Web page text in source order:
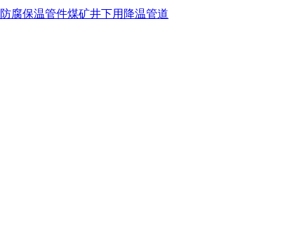
防腐保温管件煤矿井下用降温管道